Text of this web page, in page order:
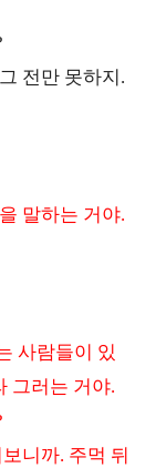
전만 못하지.
말하는 거야.
사람들이 있
그러는 거야.
니까. 주먹 뒤